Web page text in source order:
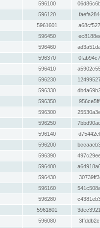
596100
596120
5961601
596450
596460
596370
596410
596230
596330
596350
596300
596250
596140
596200
596390
596400
596430
596160
596280
5961801
596080